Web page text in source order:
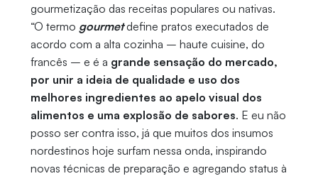
gourmetização das receitas populares ou nativas.
“O termo gourmetdefine pratos executados de
acordo com a alta cozinha – haute cuisine, do
francês – e é a grande sensação do mercado,
por unir a ideia de qualidade e uso dos
melhores ingredientes ao apelo visual dos
alimentos e uma explosão de sabores. E eu não
posso ser contra isso, já que muitos dos insumos
nordestinos hoje surfam nessa onda, inspirando
novas técnicas de preparação e agregando status à